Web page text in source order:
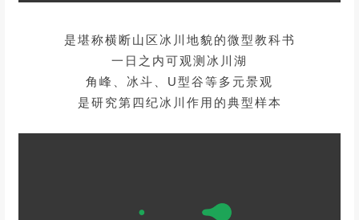
是堪称横断山区冰川地貌的微型教科书
一日之内可观测冰川湖
是研究第四纪冰川作用的典型样本